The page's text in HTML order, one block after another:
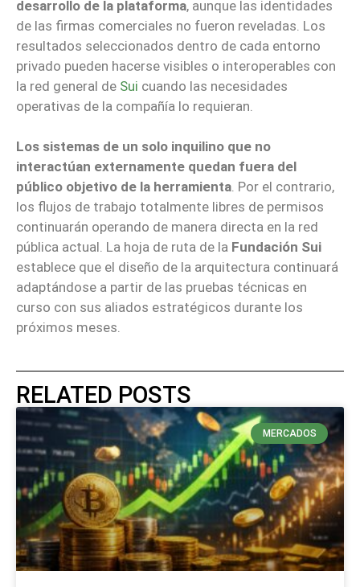
desarrollo de la plataforma, aunque las identidades
de las firmas comerciales no fueron reveladas. Los
resultados seleccionados dentro de cada entorno
privado pueden hacerse visibles o interoperables con
la red general de Sui cuando las necesidades
operativas de la compañía lo requieran.
Los sistemas de un solo inquilino que no
interactúan externamente quedan fuera del
público objetivo de la herramienta. Por el contrario,
los flujos de trabajo totalmente libres de permisos
continuarán operando de manera directa en la red
pública actual. La hoja de ruta de la Fundación Sui
establece que el diseño de la arquitectura continuará
adaptándose a partir de las pruebas técnicas en
curso con sus aliados estratégicos durante los
próximos meses.
RELATED POSTS
MERCADOS